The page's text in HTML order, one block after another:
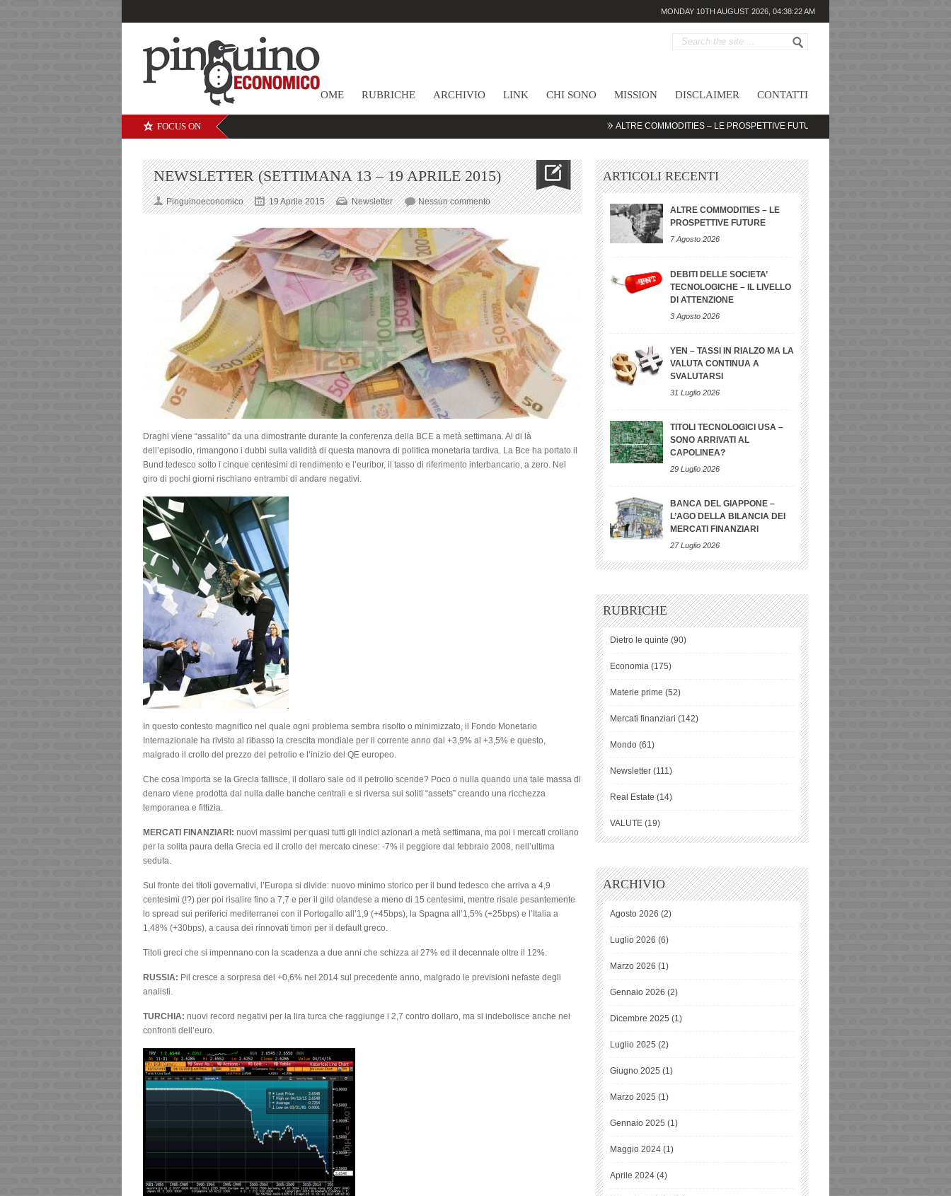
MONDAY 10TH AUGUST 2026, 04:38:22 AM
HOME RUBRICHE ARCHIVIO LINK CHI SONO MISSION DISCLAIMER CONTATTI
FOCUS ON ALTRE COMMODITIES – LE PROSPETTIVE FUTURE DEBITI DELLE SOCIETA’
NEWSLETTER (SETTIMANA 13 – 19 APRILE 2015)
Pinguinoeconomico 19 Aprile 2015 Newsletter Nessun commentosu
NEWSLETTER
13
–
19
APRILE
2015)
Draghi viene “assalito” da una dimostrante durante la conferenza della BCE a metà settimana. Al di là
dell’episodio, rimangono i dubbi sulla validità di questa manovra di politica monetaria tardiva. La Bce ha portato il
Bund tedesco sotto i cinque centesimi di rendimento e l’euribor, il tasso di riferimento interbancario, a zero. Nel
giro di pochi giorni rischiano entrambi di andare negativi.
In questo contesto magnifico nel quale ogni problema sembra risolto o minimizzato, il Fondo Monetario
Internazionale ha rivisto al ribasso la crescita mondiale per il corrente anno dal +3,9% al +3,5% e questo,
malgrado il crollo del prezzo del petrolio e l’inizio del QE europeo.
Che cosa importa se la Grecia fallisce, il dollaro sale od il petrolio scende? Poco o nulla quando una tale massa di
denaro viene prodotta dal nulla dalle banche centrali e si riversa sui soliti “assets” creando una ricchezza
temporanea e fittizia.
MERCATI FINANZIARI: nuovi massimi per quasi tutti gli indici azionari a metà settimana, ma poi i mercati crollano
per la solita paura della Grecia ed il crollo del mercato cinese: -7% il peggiore dal febbraio 2008, nell’ultima
seduta.
Sul fronte dei titoli governativi, l’Europa si divide: nuovo minimo storico per il bund tedesco che arriva a 4,9
centesimi (!?) per poi risalire fino a 7,7 e per il gild olandese a meno di 15 centesimi, mentre risale pesantemente
lo spread sui periferici mediterranei con il Portogallo all’1,9 (+45bps), la Spagna all’1,5% (+25bps) e l’Italia a
1,48% (+30bps), a causa dei rinnovati timori per il default greco.
Titoli greci che si impennano con la scadenza a due anni che schizza al 27% ed il decennale oltre il 12%.
RUSSIA: Pil cresce a sorpresa del +0,6% nel 2014 sul precedente anno, malgrado le previsioni nefaste degli
analisti.
TURCHIA: nuovi record negativi per la lira turca che raggiunge i 2,7 contro dollaro, ma si indebolisce anche nei
confronti dell’euro.
ARTICOLI RECENTI
ALTRE COMMODITIES – LE
PROSPETTIVE FUTURE
7 Agosto 2026
DEBITI DELLE SOCIETA’
TECNOLOGICHE – IL LIVELLO
DI ATTENZIONE
3 Agosto 2026
YEN – TASSI IN RIALZO MA LA
VALUTA CONTINUA A
SVALUTARSI
31 Luglio 2026
TITOLI TECNOLOGICI USA –
SONO ARRIVATI AL
CAPOLINEA?
29 Luglio 2026
BANCA DEL GIAPPONE –
L’AGO DELLA BILANCIA DEI
MERCATI FINANZIARI
27 Luglio 2026
RUBRICHE
Dietro le quinte (90)
Economia (175)
Materie prime (52)
Mercati finanziari (142)
Mondo (61)
Newsletter (111)
Real Estate (14)
VALUTE (19)
ARCHIVIO
Agosto 2026 (2)
Luglio 2026 (6)
Marzo 2026 (1)
Gennaio 2026 (2)
Dicembre 2025 (1)
Luglio 2025 (2)
Giugno 2025 (1)
Marzo 2025 (1)
Gennaio 2025 (1)
Maggio 2024 (1)
Aprile 2024 (4)